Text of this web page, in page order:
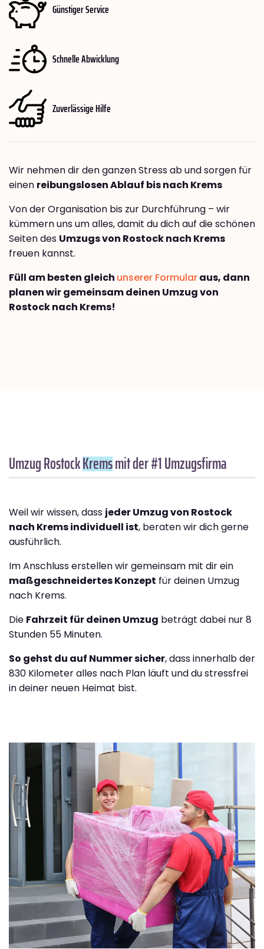
Günstiger Service
Schnelle Abwicklung
Zuverlässige Hilfe
Wir nehmen dir den ganzen Stress ab und sorgen für
einen reibungslosen Ablauf bis nach Krems
Von der Organisation bis zur Durchführung – wir
kümmern uns um alles, damit du dich auf die schönen
Seiten des Umzugs von Rostock nach Krems
freuen kannst.
Füll am besten gleich unserer Formularaus, dann
planen wir gemeinsam deinen Umzug von
Rostock nach Krems!
Umzug RostockKremsmit der #1 Umzugsfirma
Weil wir wissen, dass jeder Umzug von Rostock
nach Krems individuell ist, beraten wir dich gerne
ausführlich.
Im Anschluss erstellen wir gemeinsam mit dir ein
maßgeschneidertes Konzept für deinen Umzug
nach Krems.
Die Fahrzeit für deinen Umzug beträgt dabei nur 8
Stunden 55 Minuten.
So gehst du auf Nummer sicher, dass innerhalb der
830 Kilometer alles nach Plan läuft und du stressfrei
in deiner neuen Heimat bist.